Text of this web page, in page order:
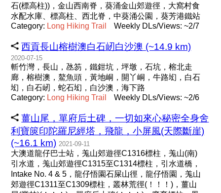
石(標高柱))，金山西南脊，葵涌金山郊遊徑，大窩村食
水配水庫、標高柱、西北脊，中葵涌公園，葵芳港鐵站
Category: Long Hiking Trail Weekly DLs/Views: ~2/7
西貢長山榕樹澳白石屻白沙澳 (~14.9 km)
2020-07-15
斬竹灣，長山，氹笏，鐵鉗坑，坪墩，石坑，榕北走
廊，榕樹澳，鰲魚頭，黃地峒，開丫峒，牛路㘭，白石
㘭，白石屻，蛇石㘭，白沙澳，海下路
Category: Long Hiking Trail Weekly DLs/Views: ~2/6
薑山尾，單府后土碑，一切如來心秘密全身舍
利寶篋印陀羅尼經塔，飛龍，小屏風(天際斷崖)
(~16.1 km) 2021-09-11
大澳道龍仔巴士站，羗山郊遊徑C1316標柱，羗山(南)
引水道，羗山郊遊徑C1315至C1314標柱，引水道橋，
Intake No. 4 & 5，龍仔悟園石屎山徑，龍仔悟園，羗山
郊遊徑C1311至C1309標柱，叢林荒徑(！！！)，薑山